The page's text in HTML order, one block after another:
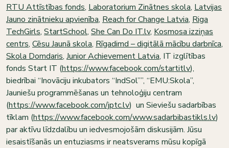
RTU Attīstības fonds, Laboratorium Zinātnes skola, Latvijas
Jauno zinātnieku apvienība, Reach for Change Latvia, Riga
TechGirls, StartSchool, She Can Do IT.lv, Kosmosa izziņas
centrs, Cēsu Jaunā skola, Rīgadimd – digitālā mācību darbnīca,
Skola Domdaris, Junior Achievement Latvia, IT izglītības
fonds Start IT (https://www.facebook.com/startitlv),
biedrībai “Inovāciju inkubators “IndSol””, “EMU:Skola”,
Jauniešu programmēšanas un tehnoloģiju centram
(https://www.facebook.com/jptc.lv) un Sieviešu sadarbības
tīklam (https://www.facebook.com/www.sadarbibastikls.lv)
par aktīvu līdzdalību un iedvesmojošām diskusijām. Jūsu
iesaistīšanās un entuziasms ir neatsverams mūsu kopīgā